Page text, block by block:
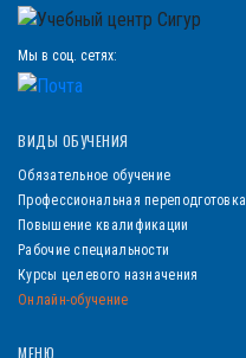
Мы в соц. сетях:
ВИДЫ ОБУЧЕНИЯ
Обязательное обучение
Профессиональная переподготовка
Повышение квалификации
Рабочие специальности
Курсы целевого назначения
Онлайн-обучение
МЕНЮ